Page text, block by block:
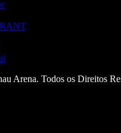
Arena. Todos os Direitos